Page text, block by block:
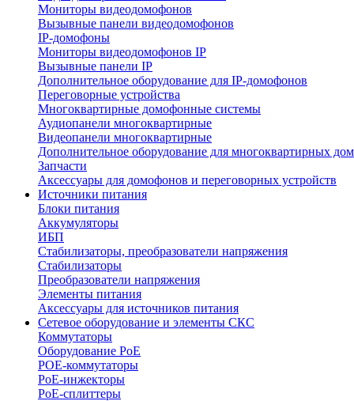
Мониторы видеодомофонов
Вызывные панели видеодомофонов
IP-домофоны
Мониторы видеодомофонов IP
Вызывные панели IP
Дополнительное оборудование для IP-домофонов
Переговорные устройства
Многоквартирные домофонные системы
Аудиопанели многоквартирные
Видеопанели многоквартирные
Дополнительное оборудование для многоквартирных
Запчасти
Аксессуары для домофонов и переговорных устройств
Источники питания
Блоки питания
Аккумуляторы
ИБП
Стабилизаторы, преобразователи напряжения
Стабилизаторы
Преобразователи напряжения
Элементы питания
Аксессуары для источников питания
Сетевое оборудование и элементы СКС
Коммутаторы
Оборудование PoE
POE-коммутаторы
PoE-инжекторы
PoE-сплиттеры